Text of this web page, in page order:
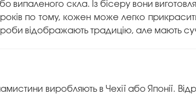
випаленого скла. Із бісеру вони
по тому, кожен може легко
відображають традицію, але мають
виробляють в Чехії або Японії.